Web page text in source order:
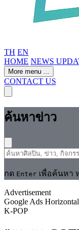
TH EN
HOME NEWS
More menu ...
CONTACT US
ค้นหาข่าว
กด Enter เพื่อค้นหา
Advertisement
Google Ads
K-POP